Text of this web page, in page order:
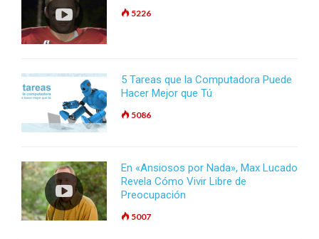
5226
5 Tareas que la Computadora Puede
Hacer Mejor que Tú
5086
En «Ansiosos por Nada», Max Lucado
Revela Cómo Vivir Libre de
Preocupación
5007